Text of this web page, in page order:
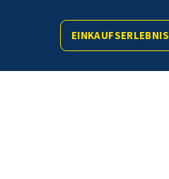
EINKAUFSERLEBNIS